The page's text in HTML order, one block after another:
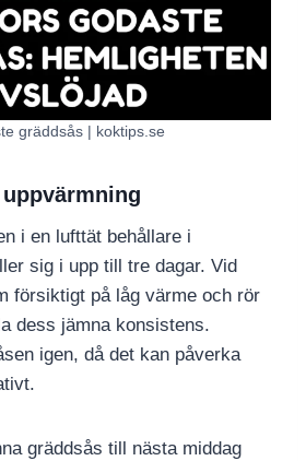
gräddsås | koktips.se
i en lufttät behållare i
sig i upp till tre dagar. Vid
försiktigt på låg värme och rör
dess jämna konsistens.
igen, då det kan påverka
gräddsås till nästa middag